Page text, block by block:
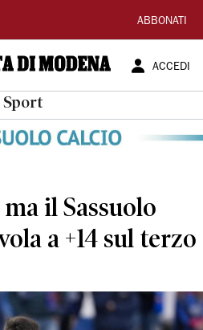
ABBONATI
ACCEDI
Sport
il Sassuolo
a +14 sul terzo